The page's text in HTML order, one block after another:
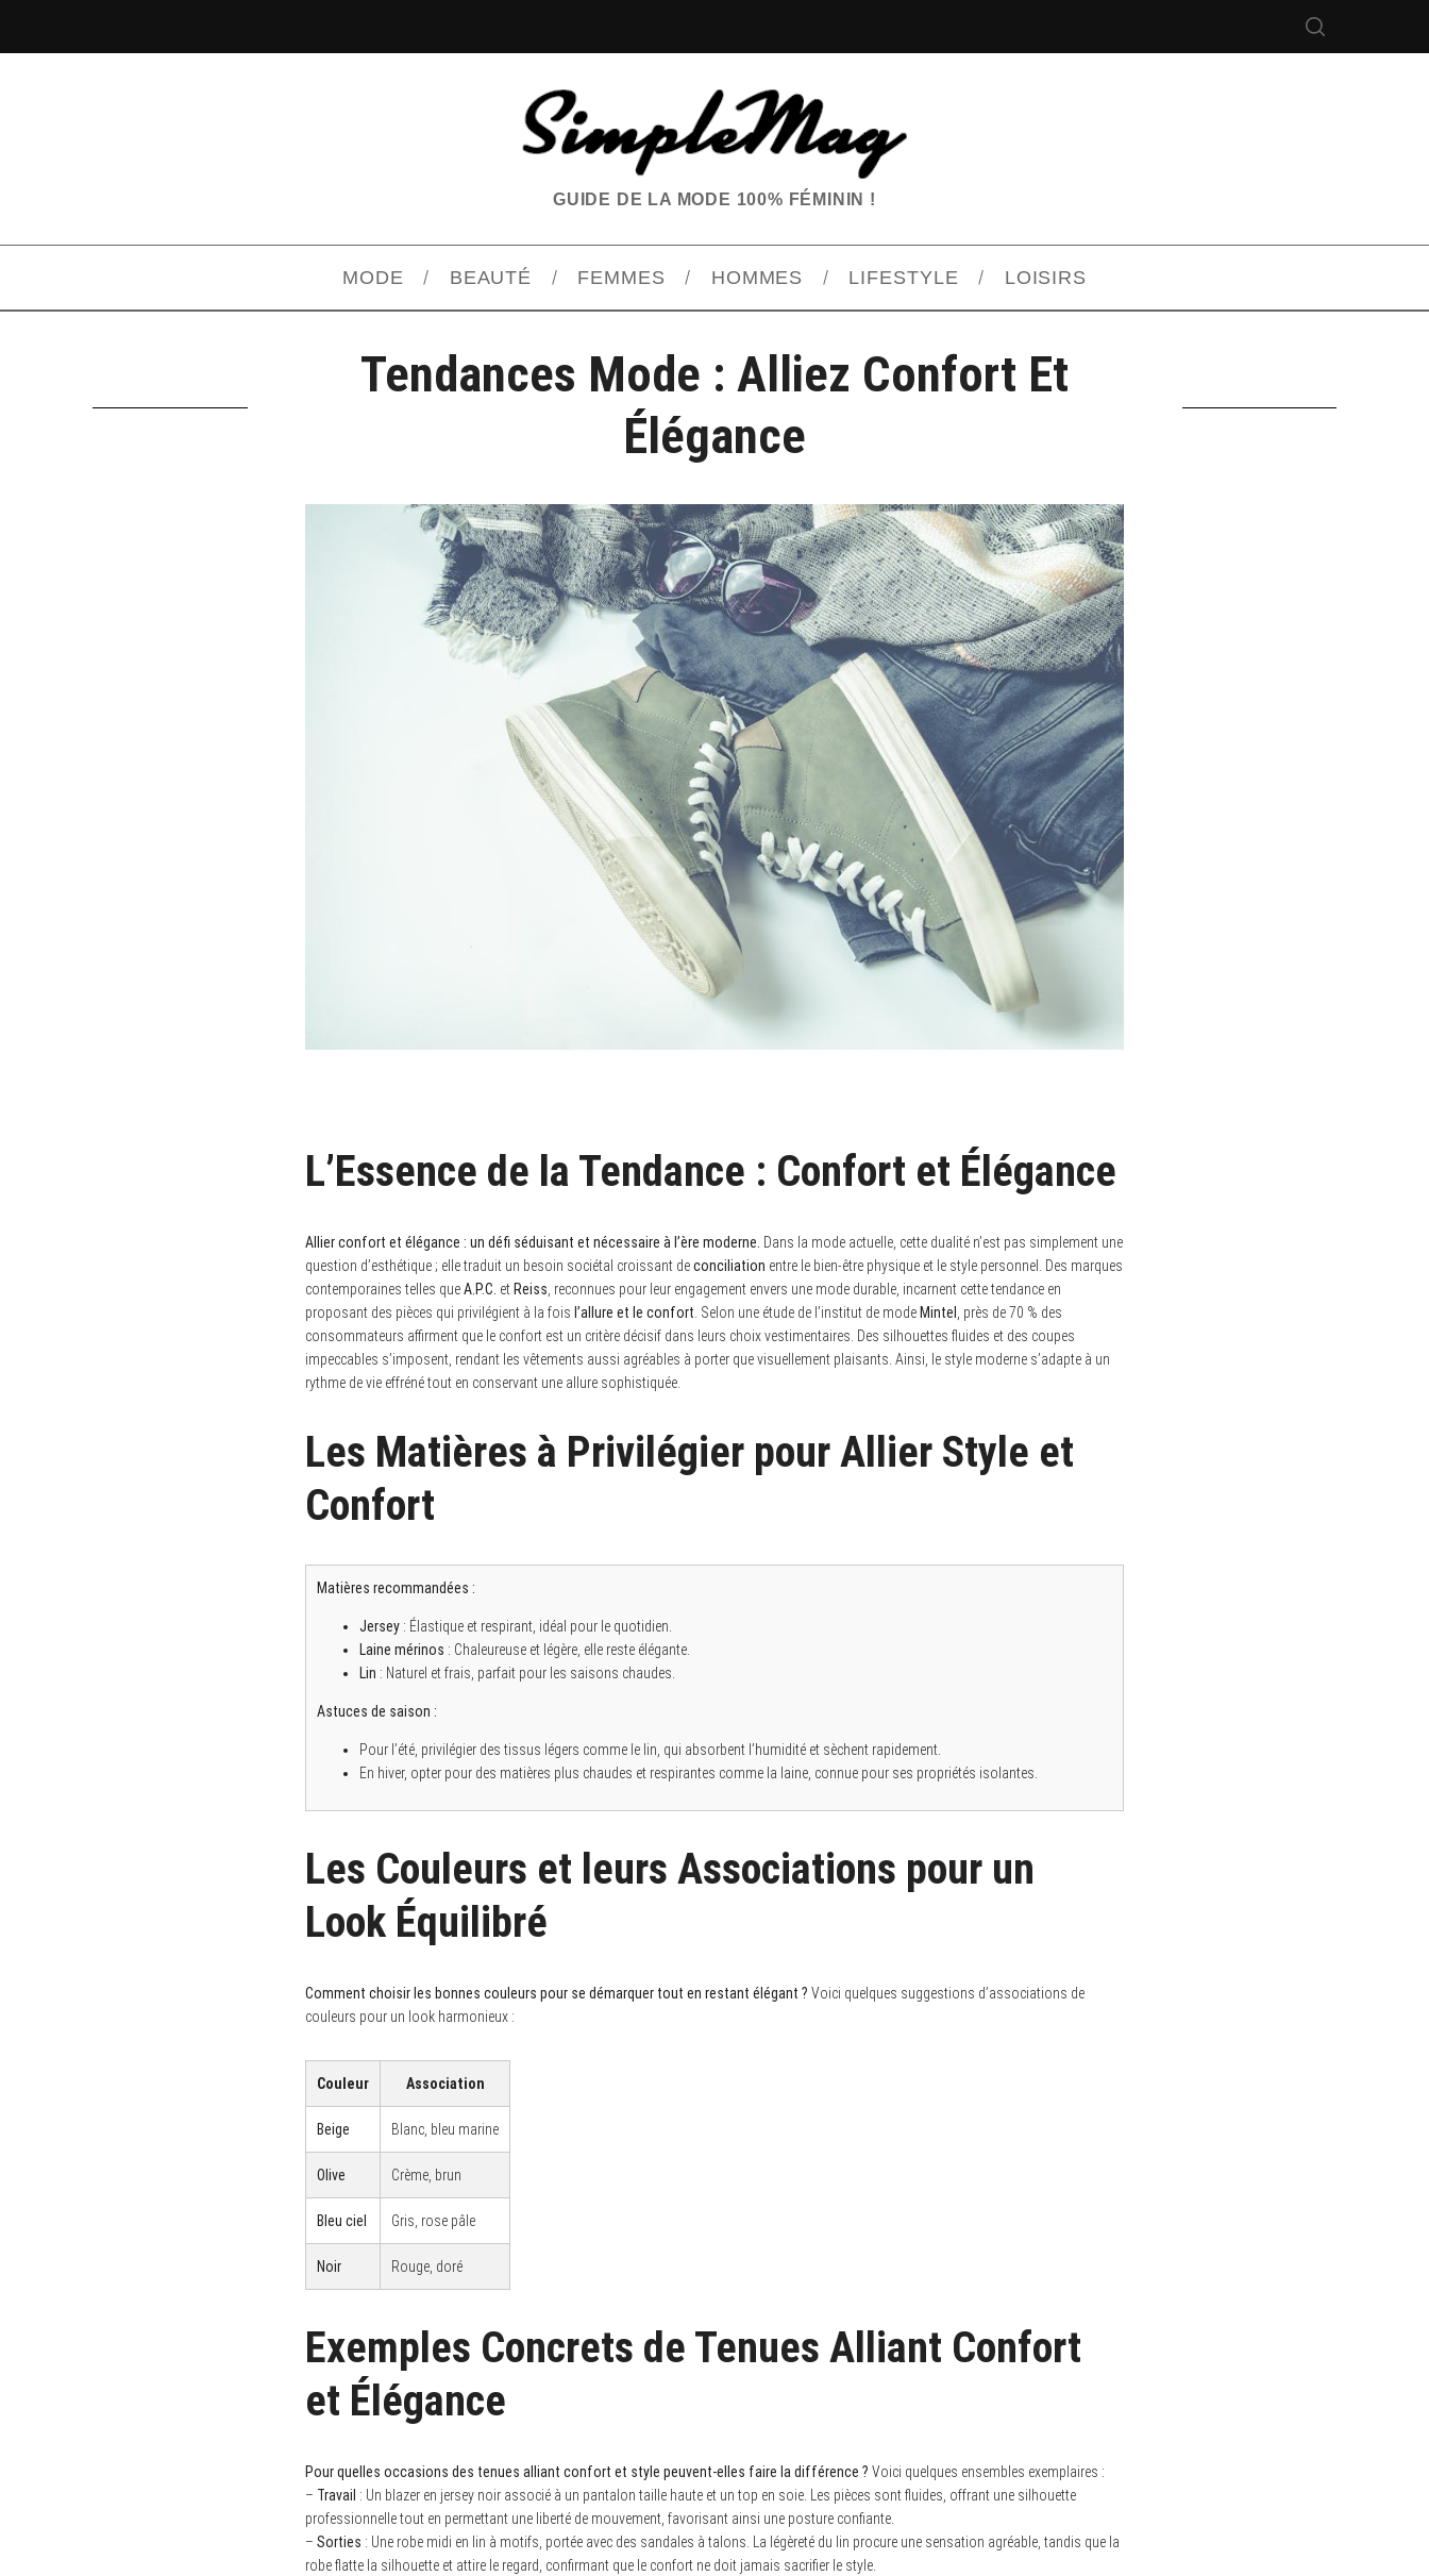
GUIDE DE LA MODE 100% FÉMININ !
MODE BEAUTÉ FEMMES HOMMES LIFESTYLE LOISIRS
Tendances Mode : Alliez Confort Et
Élégance
L’Essence de la Tendance : Confort et Élégance
Allier confort et élégance : un défi séduisant et nécessaire à l’ère moderne. Dans la mode actuelle, cette dualité n’est pas simplement une
question d’esthétique ; elle traduit un besoin sociétal croissant deconciliation entre le bien-être physique et le style personnel. Des marques
contemporaines telles queA.P.C. et Reiss , reconnues pour leur engagement envers une mode durable, incarnent cette tendance en
proposant des pièces qui privilégient à la fois l’allure et le confort . Selon une étude de l’institut de mode Mintel
, près de 70 % des
consommateurs affirment que le confort est un critère décisif dans leurs choix vestimentaires. Des silhouettes fluides et des coupes
impeccables s’imposent, rendant les vêtements aussi agréables à porter que visuellement plaisants. Ainsi, le style moderne s’adapte à un
rythme de vie effréné tout en conservant une allure sophistiquée.
Les Matières à Privilégier pour Allier Style et
Confort
Matières recommandées :
Jersey : Élastique et respirant, idéal pour le quotidien.
Laine mérinos : Chaleureuse et légère, elle reste élégante.
Lin : Naturel et frais, parfait pour les saisons chaudes.
Astuces de saison :
Pour l’été, privilégier des tissus légers comme le lin, qui absorbent l’humidité et sèchent rapidement.
En hiver, opter pour des matières plus chaudes et respirantes comme la laine, connue pour ses propriétés isolantes.
Les Couleurs et leurs Associations pour un
Look Équilibré
Comment choisir les bonnes couleurs pour se démarquer tout en restant élégant ? Voici quelques suggestions d’associations de
couleurs pour un look harmonieux :
Couleur Association
Beige Blanc, bleu marine
Olive Crème, brun
Bleu ciel Gris, rose pâle
Noir Rouge, doré
Exemples Concrets de Tenues Alliant Confort
et Élégance
Pour quelles occasions des tenues alliant confort et style peuvent-elles faire la différence ? Voici quelques ensembles exemplaires :
– Travail : Un blazer en jersey noir associé à un pantalon taille haute et un top en soie. Les pièces sont fluides, offrant une silhouette
professionnelle tout en permettant une liberté de mouvement, favorisant ainsi une posture confiante.
– Sorties : Une robe midi en lin à motifs, portée avec des sandales à talons. La légèreté du lin procure une sensation agréable, tandis que la
robe flatte la silhouette et attire le regard, confirmant que le confort ne doit jamais sacrifier le style.